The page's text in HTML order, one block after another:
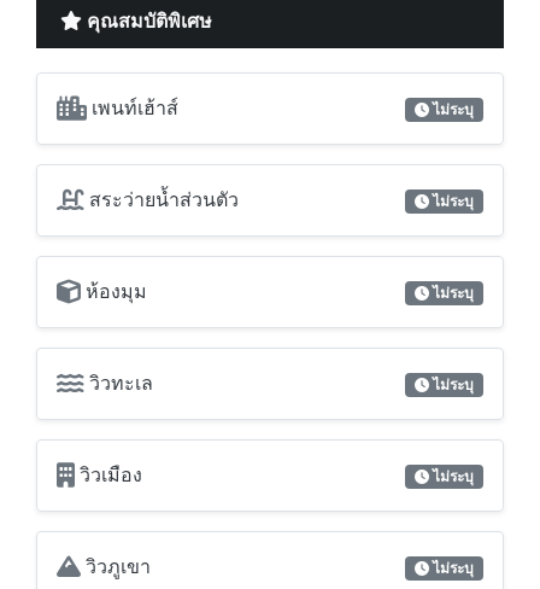
คุณสมบัติพิเศษ
เพนท์เฮ้าส์ ไม่ระบุ
สระว่ายน้ำส่วนตัว ไม่ระบุ
ห้องมุม ไม่ระบุ
วิวทะเล ไม่ระบุ
วิวเมือง ไม่ระบุ
วิวภูเขา ไม่ระบุ